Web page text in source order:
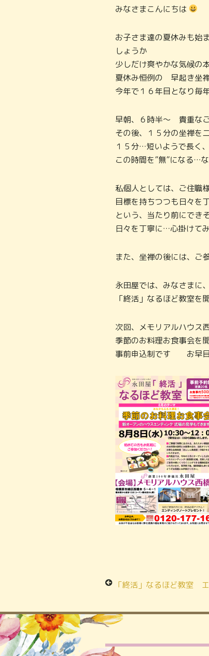
みなさまこんにちは
お子さま達の夏休みも始
しょうか
少しだけ爽やかな気候の
夏休み恒例の 早起き坐
今年で１６年目となり毎
早朝、６時半～ 貴重な
その後、１５分の坐禅を
１５分…短いようで長く
この時間を”無”になる…
私個人としては、ご住職
目標を持ちつつも日々を
という、当たり前にでき
日々を丁寧に…心掛けて
また、坐禅の後には、ご
永田屋では、みなさまに
「終活」なるほど教室を
次回、メモリアルハウス
季節のお料理お食事会を
事前申込制です お早目
「終活」なるほど教室 エンディングノートの